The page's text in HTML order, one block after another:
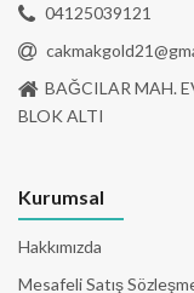
04125039121
BAĞCILAR MAH.
BLOK ALTI
Kurumsal
Hakkımızda
Mesafeli Satış